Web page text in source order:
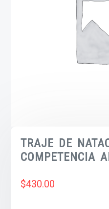
TRAJE DE
COMPETENCIA
$430.00